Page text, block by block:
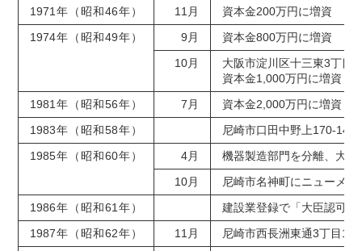
1971年（昭和46年）
11月
資本金200万円に増資
1974年（昭和49年）
9月
資本金800万円に増資
10月
大阪市淀川区十三東3丁目
資本金1,000万円に増資
1981年（昭和56年）
7月
資本金2,000万円に増資
1983年（昭和58年）
尼崎市口田中野上170-14
1985年（昭和60年）
4月
機器製造部門を分離、大
10月
尼崎市名神町にニューメ
1986年（昭和61年）
建設業登録で「大臣認可
1987年（昭和62年）
11月
尼崎市西長洲東通3丁目10